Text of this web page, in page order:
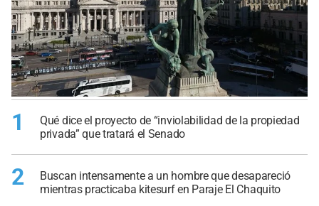
1
Qué dice el proyecto de “inviolabilidad de la propiedad
privada” que tratará el Senado
2
Buscan intensamente a un hombre que desapareció
mientras practicaba kitesurf en Paraje El Chaquito